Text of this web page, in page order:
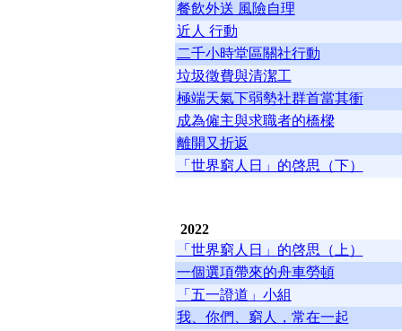
餐飲外送 風險自理
近人 行動
二千小時堂區關社行動
垃圾徵費與清潔工
極端天氣下弱勢社群首當其衝
成為僱主與求職者的橋樑
離開又折返
「世界窮人日」的啓思（下）
2022
「世界窮人日」的啓思（上）
一個選項帶來的舟車勞頓
「五一證道」小組
我、你們、窮人，常在一起